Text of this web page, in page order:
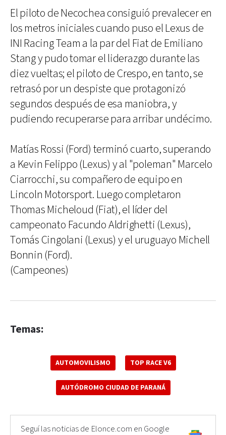
El piloto de Necochea consiguió prevalecer en
los metros iniciales cuando puso el Lexus de
INI Racing Team a la par del Fiat de Emiliano
Stang y pudo tomar el liderazgo durante las
diez vueltas; el piloto de Crespo, en tanto, se
retrasó por un despiste que protagonizó
segundos después de esa maniobra, y
pudiendo recuperarse para arribar undécimo.
Matías Rossi (Ford) terminó cuarto, superando
a Kevin Felippo (Lexus) y al "poleman" Marcelo
Ciarrocchi, su compañero de equipo en
Lincoln Motorsport. Luego completaron
Thomas Micheloud (Fiat), el líder del
campeonato Facundo Aldrighetti (Lexus),
Tomás Cingolani (Lexus) y el uruguayo Michell
Bonnin (Ford).
(Campeones)
Temas:
AUTOMOVILISMO TOP RACE V6
AUTÓDROMO CIUDAD DE PARANÁ
Seguí las noticias de Elonce.com en Google